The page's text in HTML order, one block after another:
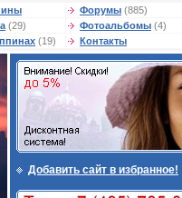
Форумы (885)
(29) Фотоальбомы (4)
(19) Контакты
Добавить сайт в избранное!